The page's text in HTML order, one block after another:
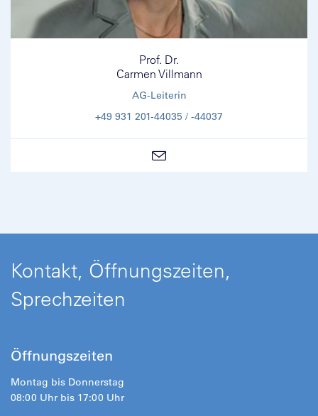
Prof. Dr.
Carmen Villmann
AG-Leiterin
+49 931 201-44035 / -44037
Kontakt, Öffnungszeiten,
Sprechzeiten
Öffnungszeiten
Montag bis Donnerstag
08:00 Uhr bis 17:00 Uhr